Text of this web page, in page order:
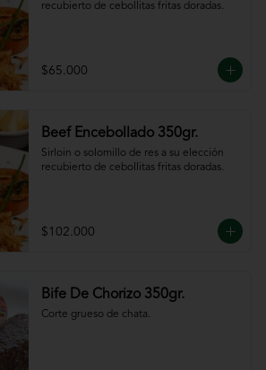
recubierto de cebollitas fritas doradas.
$65.000
Beef Encebollado 350gr.
Sirloin o solomillo de res a su elección
recubierto de cebollitas fritas doradas.
$102.000
Bife De Chorizo 350gr.
Corte grueso de chata.